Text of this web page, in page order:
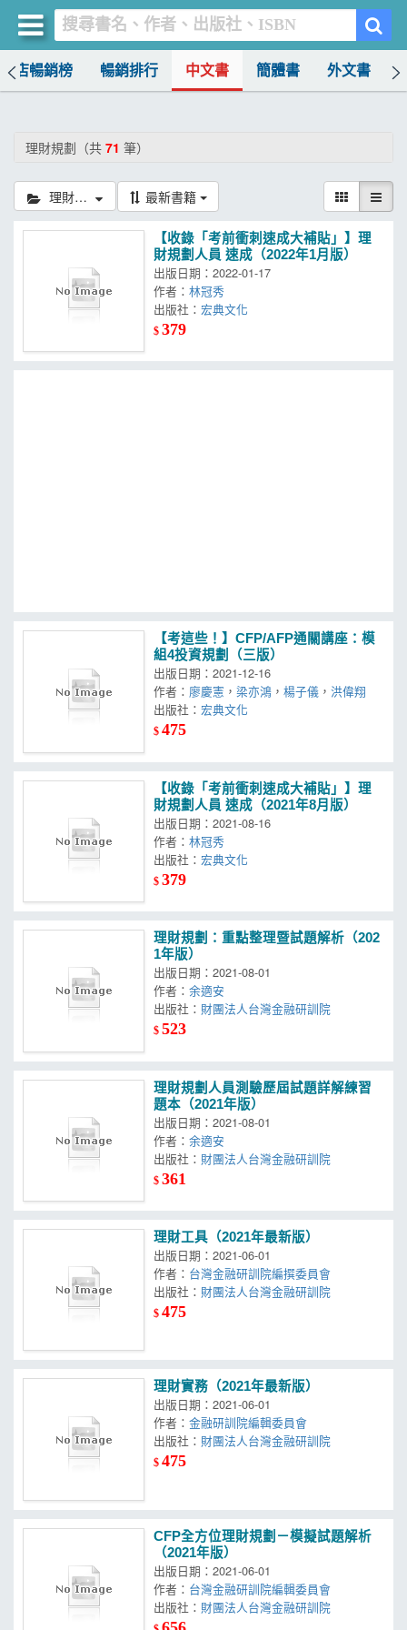
書店暢銷榜 暢銷排行 中文書 簡體書 外文書
理財規劃（共 71 筆）
理財規劃 最新書籍
【收錄「考前衝刺速成大補貼」】理
財規劃人員 速成（2022年1月版）
出版日期：2022-01-17
作者：林冠秀
出版社：
$379
【考這些！】CFP/AFP通關講座：模
組4投資規劃（三版）
出版日期：2021-12-16
作者： 廖慶憲 ，梁亦鴻 ，楊子儀 ，洪偉翔
出版社：
$475
【收錄「考前衝刺速成大補貼」】理
財規劃人員 速成（2021年8月版）
出版日期：2021-08-16
作者：林冠秀
出版社：
$379
理財規劃：重點整理暨試題解析（202
1年版）
出版日期：2021-08-01
作者：余適安
出版社：
$523
理財規劃人員測驗歷屆試題詳解練習
題本（2021年版）
出版日期：2021-08-01
作者：余適安
出版社：
$361
理財工具（2021年最新版）
出版日期：2021-06-01
作者： 台灣金融研訓院編撰委員會
出版社：
$475
理財實務（2021年最新版）
出版日期：2021-06-01
作者：金融研訓院編輯委員會
出版社：
$475
CFP全方位理財規劃－模擬試題解析
（2021年版）
出版日期：2021-06-01
作者： 台灣金融研訓院編輯委員會
出版社：
買書網
書店暢銷榜
簡體書
外文書